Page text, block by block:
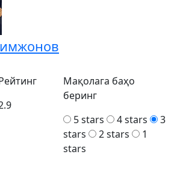
Мақолага баҳо
беринг
5 stars
4 stars
3
stars
2 stars
1
stars